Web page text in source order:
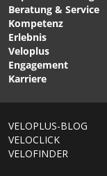
SHELTER Damen-
Softshelljacke
von ION
Beratung & Service
Kompetenz
Erlebnis
Veloplus
Engagement
Karriere
VELOPLUS-BLOG
VELOCLICK
VELOFINDER